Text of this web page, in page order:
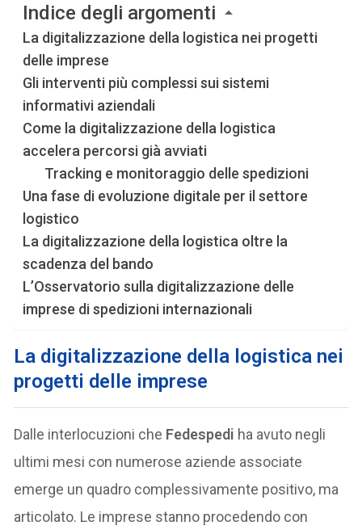
Indice degli argomenti
La digitalizzazione della logistica nei progetti
delle imprese
Gli interventi più complessi sui sistemi
informativi aziendali
Come la digitalizzazione della logistica
accelera percorsi già avviati
Tracking e monitoraggio delle spedizioni
Una fase di evoluzione digitale per il settore
logistico
La digitalizzazione della logistica oltre la
scadenza del bando
L’Osservatorio sulla digitalizzazione delle
imprese di spedizioni internazionali
La digitalizzazione della logistica nei
progetti delle imprese
Dalle interlocuzioni che Fedespedi ha avuto negli
ultimi mesi con numerose aziende associate
emerge un quadro complessivamente positivo, ma
articolato. Le imprese stanno procedendo con